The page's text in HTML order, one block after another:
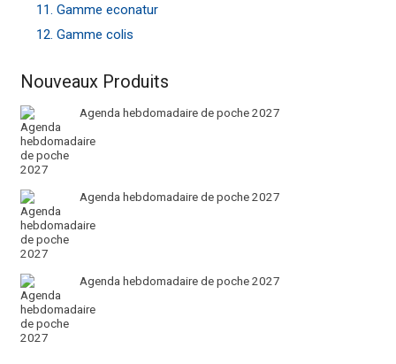
11. Gamme econatur
12. Gamme colis
Nouveaux Produits
Agenda hebdomadaire de poche 2027
Agenda hebdomadaire de poche 2027
Agenda hebdomadaire de poche 2027